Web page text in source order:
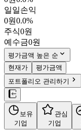
077500
KOSPI
시가총액
PBR0.46
PER5.19
fPER 4.65
배당수익률3.62%
자사주비율-
결산월12월
4분기누적
10년
주재무제표
주식정보
일일손익
0원0.0%
주식0원
예수금0원
평가금액 높은 순
현재가
평가금액
포트폴리오 관리하기
보유
기업
관심
기업